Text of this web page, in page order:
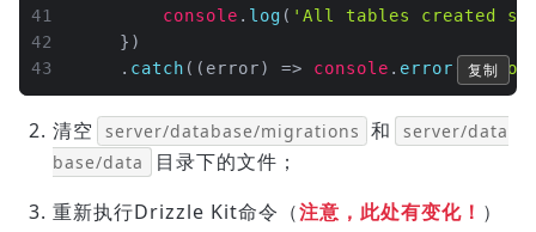
41
42
43
console . log ( 'All tables created
    })
    .
catch ( ( error) => console . error 'Error
复制
清空 server/database/migrations 和
server/data
base/data
目录下的文件；
重新执行Drizzle Kit命令（注意，此处有变化！ ）